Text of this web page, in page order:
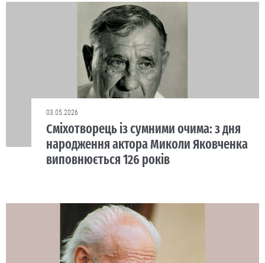
03.05.2026
Сміхотворець із сумними очима: з дня
народження актора Миколи Яковченка
виповнюється 126 років